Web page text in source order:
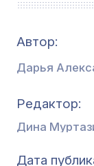
Автор:
Дарья
Редактор
Дина
Дата